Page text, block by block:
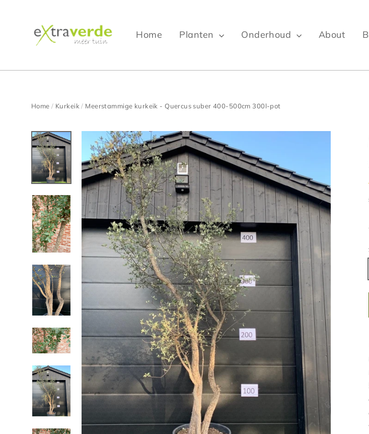
Home Planten Onderhoud About
Home / Kurkeik / Meerstammige kurkeik - Quercus suber 400-500cm 300l-pot